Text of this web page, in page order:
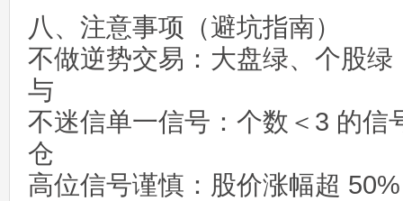
八、注意事项（避坑指南）
不做逆势交易：大盘绿、个股
与
不迷信单一信号：个数＜3 的信
仓
高位信号谨慎：股价涨幅超